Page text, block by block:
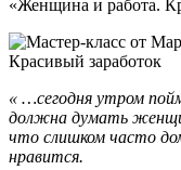
«Женщина и работа.
« …сегодня утром
должна думать
что слишком часто
нравится.